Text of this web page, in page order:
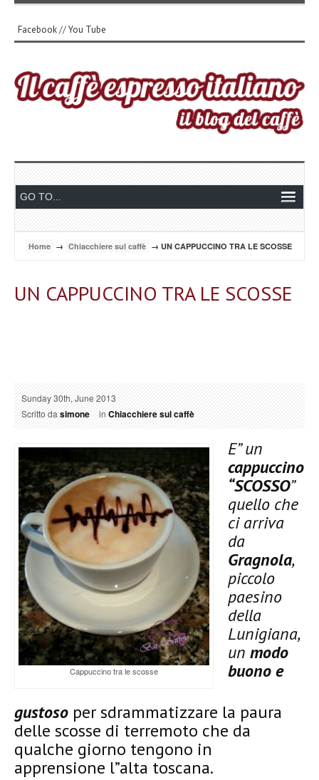
Facebook//You Tube
Home → Chiacchiere sul caffè → UN CAPPUCCINO TRA LE SCOSSE
UN CAPPUCCINO TRA LE SCOSSE
Sunday 30th, June 2013
Scritto dasimone inChiacchiere sul caffè
Cappuccino tra le scosse
E” un
cappuccino
“SCOSSO”
quello che
ci arriva
da
Gragnola,
piccolo
paesino
della
Lunigiana,
un modo
buono e
gustoso per sdrammatizzare la paura
delle scosse di terremoto che da
qualche giorno tengono in
apprensione l”alta toscana.